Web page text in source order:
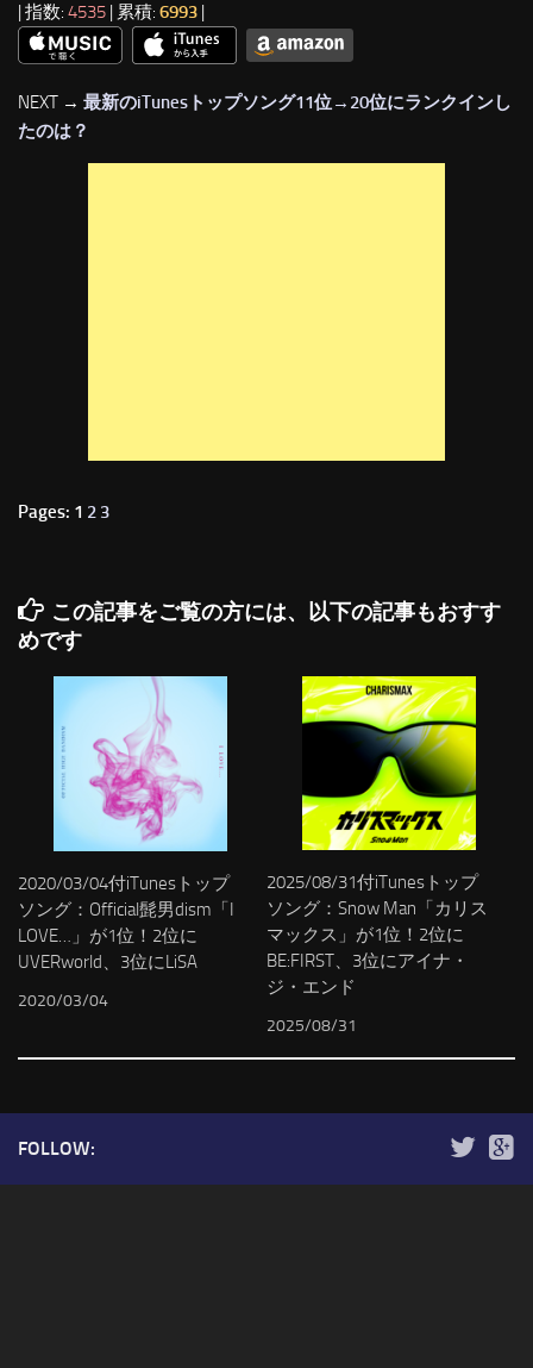
| 指数: 4535 | 累積: 6993 |
NEXT → 最新のiTunesトップソング11位→20位にランクインし
たのは？
Pages: 1 2 3
この記事をご覧の方には、以下の記事もおすす
めです
2020/03/04付iTunesトップ
ソング：Official髭男dism「I
LOVE…」が1位！2位に
UVERworld、3位にLiSA
2020/03/04
2025/08/31付iTunesトップ
ソング：Snow Man「カリス
マックス」が1位！2位に
BE:FIRST、3位にアイナ・
ジ・エンド
2025/08/31
FOLLOW: